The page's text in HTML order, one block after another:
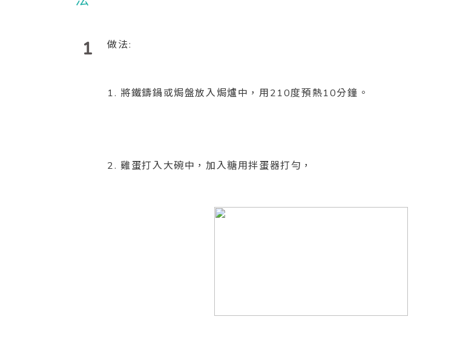
1 做法:
1. 將鐵鑄鍋或焗盤放入焗爐中，用210度預熱10分鐘。
2. 雞蛋打入大碗中，加入糖用拌蛋器打勻，